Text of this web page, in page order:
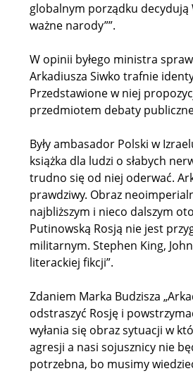
globalnym porządku decydują
ważne narody””.
W opinii byłego ministra
Arkadiusza Siwko trafnie
Przedstawione w niej
przedmiotem debaty
Były ambasador Polski w
książka dla ludzi o słabych
trudno się od niej oderwać.
prawdziwy. Obraz
najbliższym i nieco dalszym
Putinowską Rosją nie jest
militarnym. Stephen King,
literackiej fikcji”.
Zdaniem Marka Budzisza
odstraszyć Rosję i
wyłania się obraz sytuacji w
agresji a nasi sojusznicy nie
potrzebna, bo musimy